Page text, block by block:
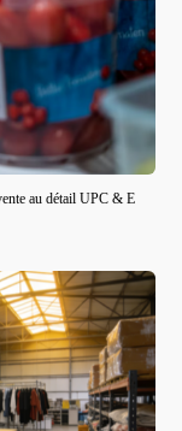
au détail UPC & E